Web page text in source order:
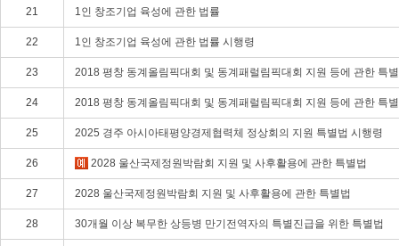
21 1인 창조기업 육성에 관한 법률
22 1인 창조기업 육성에 관한 법률 시행령
23 2018 평창 동계올림픽대회 및 동계패럴림픽대회 지원 등에 관한 특
24 2018 평창 동계올림픽대회 및 동계패럴림픽대회 지원 등에 관한 특
25 2025 경주 아시아태평양경제협력체 정상회의 지원 특별법 시행령
26 2028 울산국제정원박람회 지원 및 사후활용에 관한 특별법
27 2028 울산국제정원박람회 지원 및 사후활용에 관한 특별법
28 30개월 이상 복무한 상등병 만기전역자의 특별진급을 위한 특별법